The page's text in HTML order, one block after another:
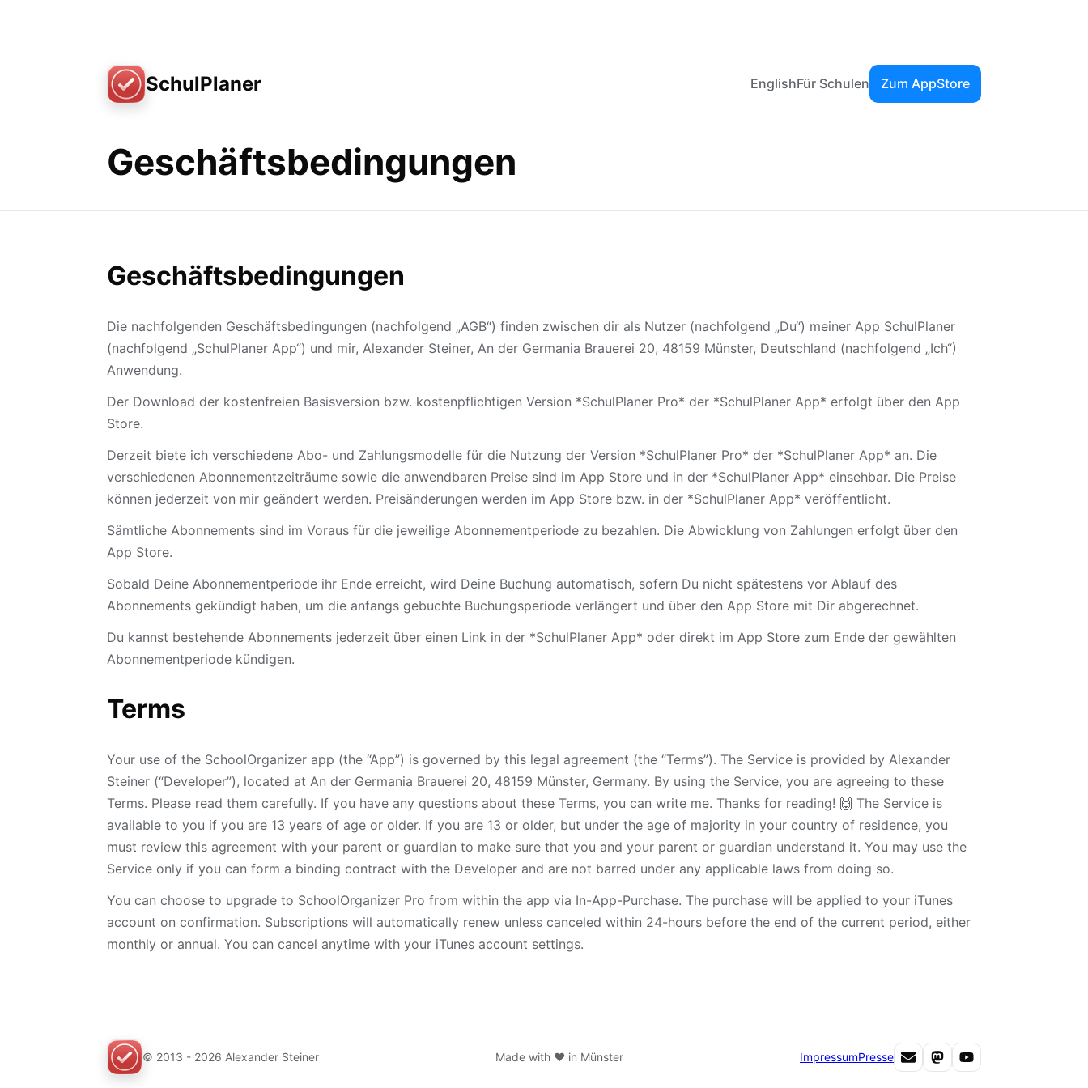
SchulPlaner EnglishFür Schulen Zum AppStore
Geschäftsbedingungen
Geschäftsbedingungen
Die nachfolgenden Geschäftsbedingungen (nachfolgend „AGB“) finden zwischen dir als Nutzer (nachfolgend „Du“) meiner App SchulPlaner
(nachfolgend „SchulPlaner App“) und mir, Alexander Steiner, An der Germania Brauerei 20, 48159 Münster, Deutschland (nachfolgend „Ich“)
Anwendung.
Der Download der kostenfreien Basisversion bzw. kostenpflichtigen Version *SchulPlaner Pro* der *SchulPlaner App* erfolgt über den App
Store.
Derzeit biete ich verschiedene Abo- und Zahlungsmodelle für die Nutzung der Version *SchulPlaner Pro* der *SchulPlaner App* an. Die
verschiedenen Abonnementzeiträume sowie die anwendbaren Preise sind im App Store und in der *SchulPlaner App* einsehbar. Die Preise
können jederzeit von mir geändert werden. Preisänderungen werden im App Store bzw. in der *SchulPlaner App* veröffentlicht.
Sämtliche Abonnements sind im Voraus für die jeweilige Abonnementperiode zu bezahlen. Die Abwicklung von Zahlungen erfolgt über den
App Store.
Sobald Deine Abonnementperiode ihr Ende erreicht, wird Deine Buchung automatisch, sofern Du nicht spätestens vor Ablauf des
Abonnements gekündigt haben, um die anfangs gebuchte Buchungsperiode verlängert und über den App Store mit Dir abgerechnet.
Du kannst bestehende Abonnements jederzeit über einen Link in der *SchulPlaner App* oder direkt im App Store zum Ende der gewählten
Abonnementperiode kündigen.
Terms
Your use of the SchoolOrganizer app (the “App”) is governed by this legal agreement (the “Terms”). The Service is provided by Alexander
Steiner (“Developer”), located at An der Germania Brauerei 20, 48159 Münster, Germany. By using the Service, you are agreeing to these
Terms. Please read them carefully. If you have any questions about these Terms, you can write me. Thanks for reading! 🙌 The Service is
available to you if you are 13 years of age or older. If you are 13 or older, but under the age of majority in your country of residence, you
must review this agreement with your parent or guardian to make sure that you and your parent or guardian understand it. You may use the
Service only if you can form a binding contract with the Developer and are not barred under any applicable laws from doing so.
You can choose to upgrade to SchoolOrganizer Pro from within the app via In-App-Purchase. The purchase will be applied to your iTunes
account on confirmation. Subscriptions will automatically renew unless canceled within 24-hours before the end of the current period, either
monthly or annual. You can cancel anytime with your iTunes account settings.
© 2013 - 2026 Alexander Steiner Made with ❤️ in Münster ImpressumPresse